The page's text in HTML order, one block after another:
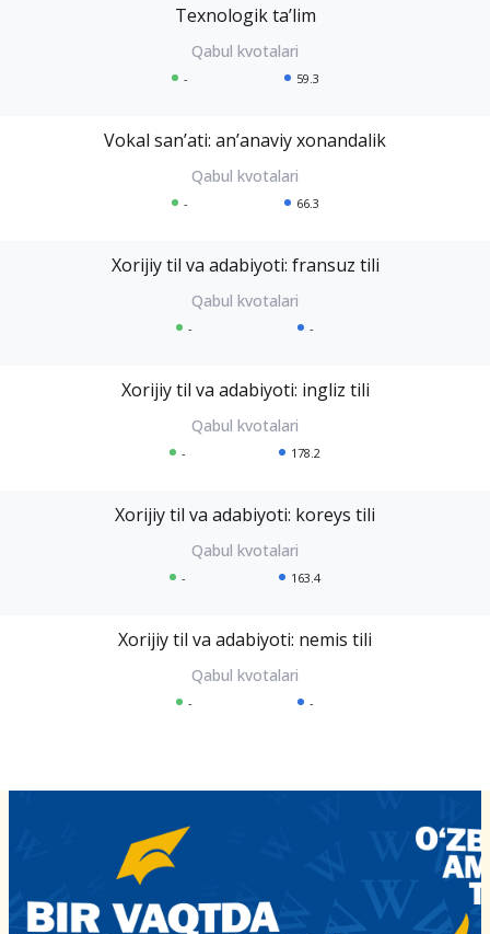
Texnologik taʼlim
- 59.3
Vokal sanʼati: anʼanaviy xonandalik
- 66.3
Xorijiy til va adabiyoti: fransuz tili
- -
Xorijiy til va adabiyoti: ingliz tili
- 178.2
Xorijiy til va adabiyoti: koreys tili
- 163.4
Xorijiy til va adabiyoti: nemis tili
- -